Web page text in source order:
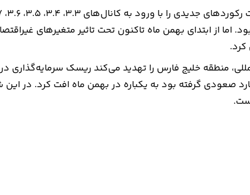
به ثبت رسانده بود. اما از ابتدای بهمن ماه تاکنون تحت تاثیر متغیرهای
منطقه خلیج فارس را تهدید می‌کند ریسک سرمایه‌گذاری در
صعودی گرفته بود به یکباره در بهمن ماه افت کرد. در این